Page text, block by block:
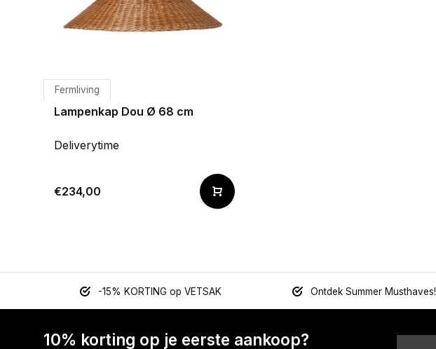
Fermliving
Lampenkap Dou Ø 68 cm
Deliverytime
€234,00
-15% KORTING op VETSAK Ontdek Summer Musthaves!
10% korting op je eerste aankoop?